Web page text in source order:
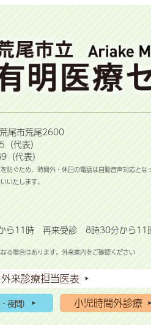
尾市荒尾2600
代表）
代表）
防ぐため、時間外・休日の電話は自動音声対応とな
いたします。
ら11時 再来受診 8時30分から11
る場合はあります。外来案内をご確認ください
外来診療担当医表
夜間） 小児時間外診療